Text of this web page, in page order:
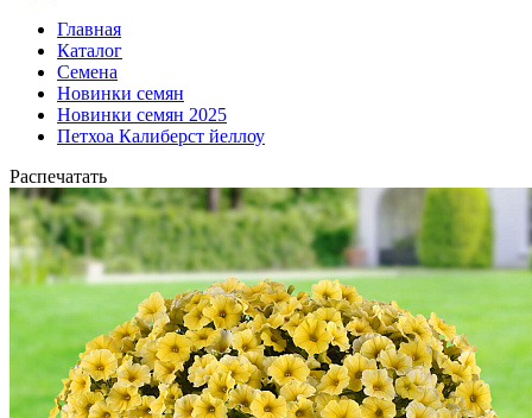
Главная
Каталог
Семена
Новинки семян
Новинки семян 2025
Петхоа Калиберст йеллоу
Распечатать